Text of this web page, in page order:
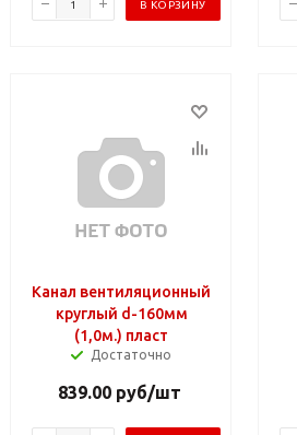
В КОРЗИНУ
Канал вентиляционный
круглый d-160мм
(1,0м.) пласт
Достаточно
839.00руб/шт